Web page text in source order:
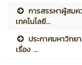
การสรรหาผู้สม
เทคโนโลยี...
ประกาศมหาวิท
เรื่อง ...